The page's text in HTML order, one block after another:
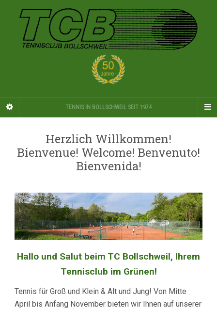
TENNIS IN BOLLSCHWEIL SEIT 1974
Herzlich Willkommen!
Bienvenue! Welcome! Benvenuto!
Bienvenida!
Hallo und Salut beim TC Bollschweil, Ihrem
Tennisclub im Grünen!
Tennis für Groß und Klein & Alt und Jung! Von Mitte
April bis Anfang November bieten wir Ihnen auf unserer